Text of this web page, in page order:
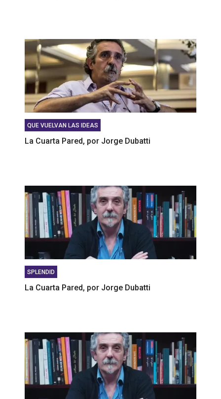
QUE VUELVAN LAS IDEAS
La Cuarta Pared, por Jorge Dubatti
SPLENDID
La Cuarta Pared, por Jorge Dubatti